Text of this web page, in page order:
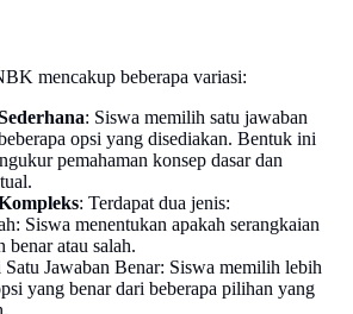
mencakup beberapa variasi:
: Siswa memilih satu jawaban
opsi yang disediakan. Bentuk ini
pemahaman konsep dasar dan
: Terdapat dua jenis:
Siswa menentukan apakah serangkaian
benar atau salah.
Jawaban Benar: Siswa memilih lebih
yang benar dari beberapa pilihan yang